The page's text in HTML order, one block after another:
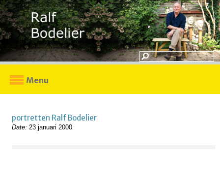
Menu
portretten Ralf Bodelier
Date: 23 januari 2000